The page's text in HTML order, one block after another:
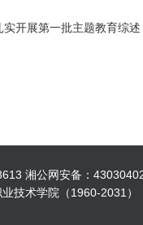
开展第一批主题教育综述
湘公网安备：
技术学院（1960-2031）